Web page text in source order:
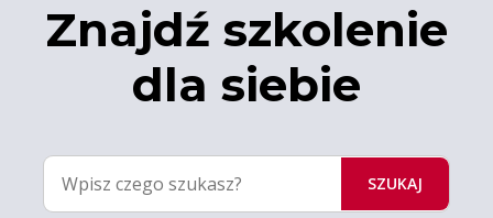
Znajdź szkolenie
dla siebie
SZUKAJ